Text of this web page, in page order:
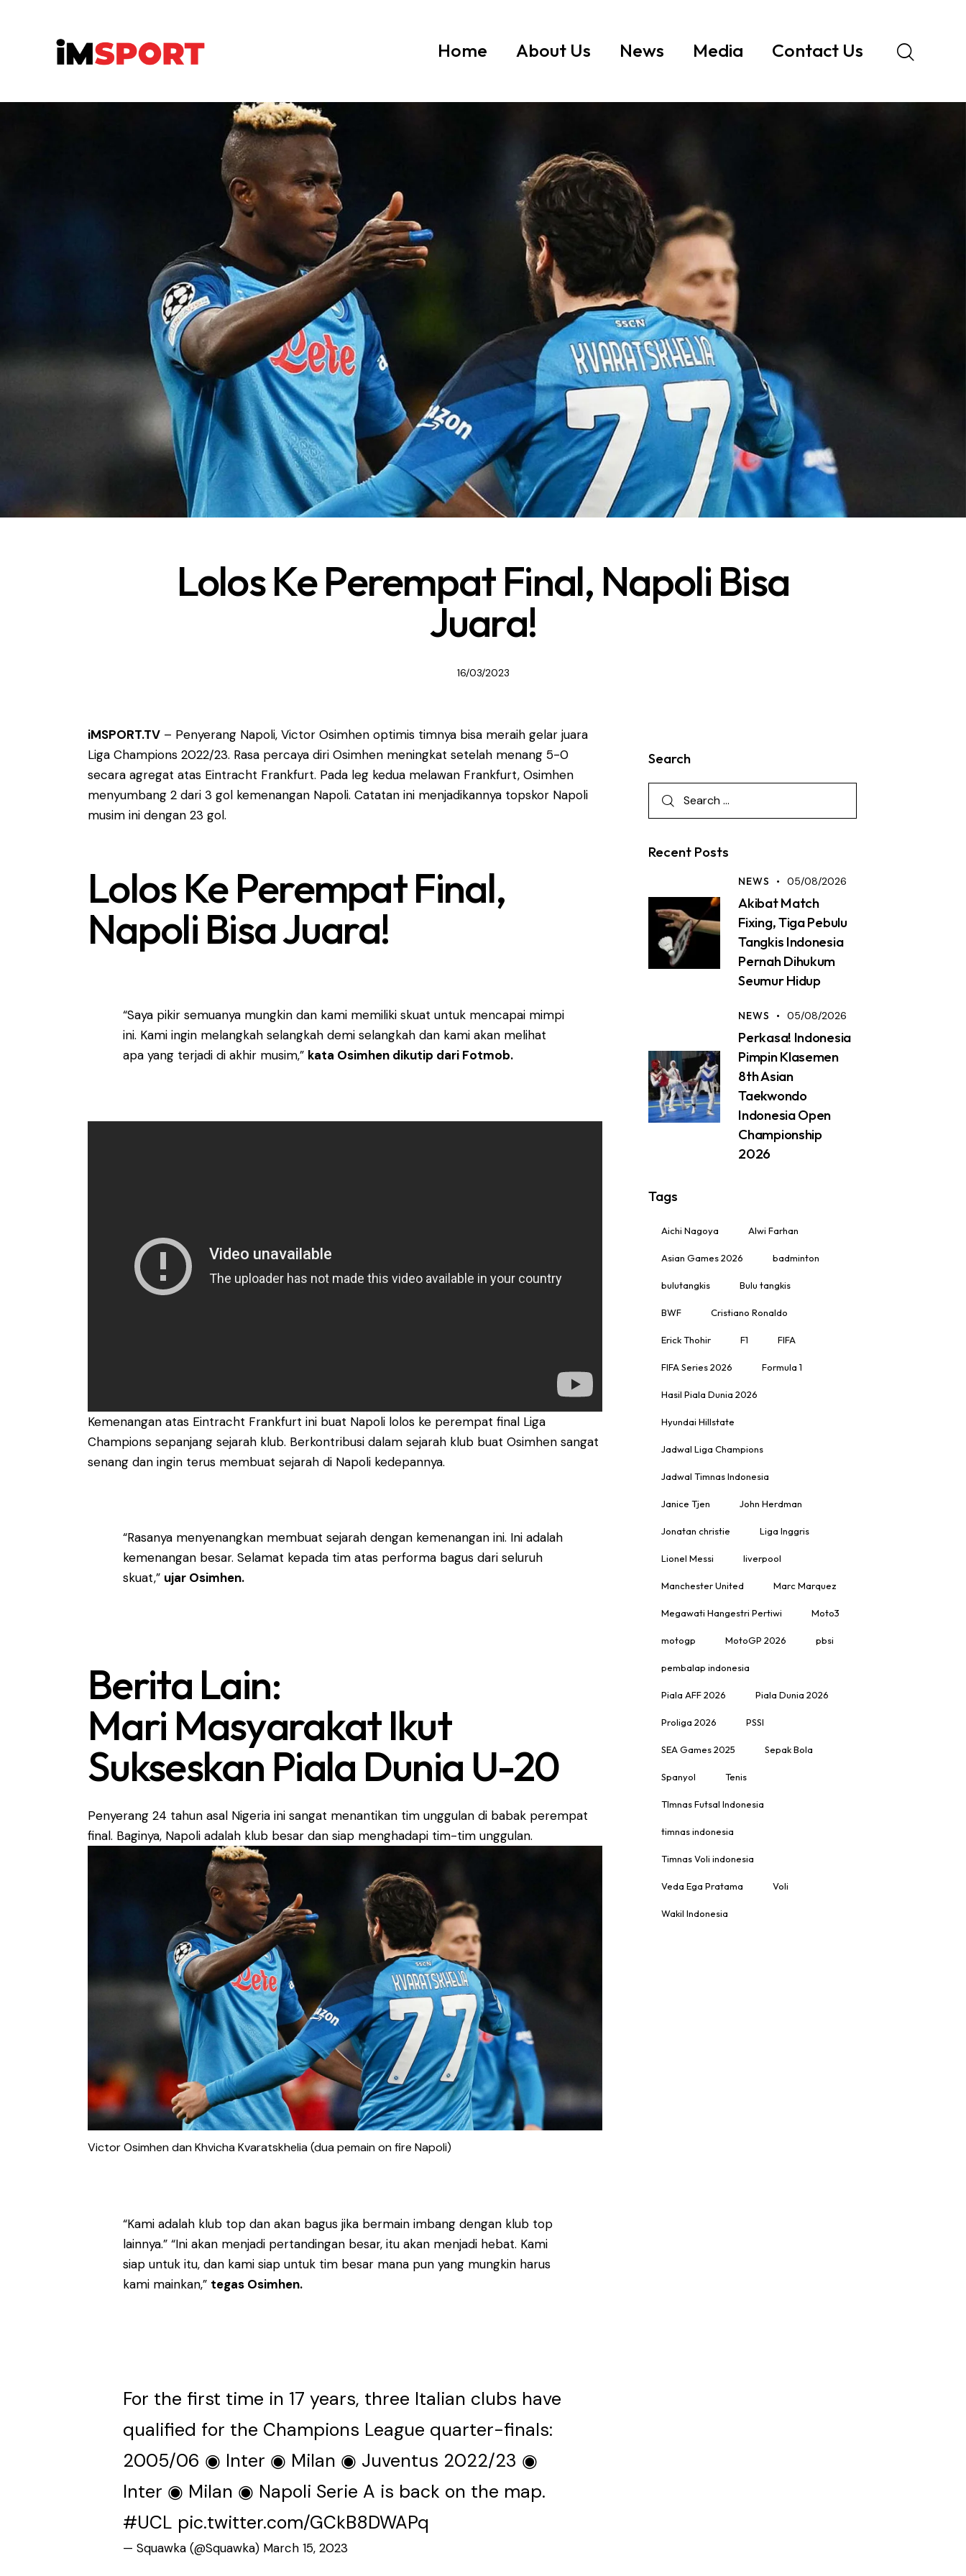
Home About Us News Media Contact Us
Lolos Ke Perempat Final, Napoli Bisa
Juara!
16/03/2023
iMSPORT.TV – Penyerang Napoli, Victor Osimhen optimis timnya bisa meraih gelar juara
Liga Champions 2022/23. Rasa percaya diri Osimhen meningkat setelah menang 5-0
secara agregat atas Eintracht Frankfurt. Pada leg kedua melawan Frankfurt, Osimhen
menyumbang 2 dari 3 gol kemenangan Napoli. Catatan ini menjadikannya topskor Napoli
musim ini dengan 23 gol.
Lolos Ke Perempat Final,
Napoli Bisa Juara!
“Saya pikir semuanya mungkin dan kami memiliki skuat untuk mencapai mimpi
ini. Kami ingin melangkah selangkah demi selangkah dan kami akan melihat
apa yang terjadi di akhir musim,” kata Osimhen dikutip dari Fotmob.
Kemenangan atas Eintracht Frankfurt ini buat Napoli lolos ke perempat final Liga
Champions sepanjang sejarah klub. Berkontribusi dalam sejarah klub buat Osimhen sangat
senang dan ingin terus membuat sejarah di Napoli kedepannya.
“Rasanya menyenangkan membuat sejarah dengan kemenangan ini. Ini adalah
kemenangan besar. Selamat kepada tim atas performa bagus dari seluruh
skuat,” ujar Osimhen.
Berita Lain:
Mari Masyarakat Ikut
Sukseskan Piala Dunia U-20
Penyerang 24 tahun asal Nigeria ini sangat menantikan tim unggulan di babak perempat
final. Baginya, Napoli adalah klub besar dan siap menghadapi tim-tim unggulan.
Victor Osimhen dan Khvicha Kvaratskhelia (dua pemain on fire Napoli)
“Kami adalah klub top dan akan bagus jika bermain imbang dengan klub top
lainnya.” “Ini akan menjadi pertandingan besar, itu akan menjadi hebat. Kami
siap untuk itu, dan kami siap untuk tim besar mana pun yang mungkin harus
kami mainkan,” tegas Osimhen.
For the first time in 17 years, three Italian clubs have
qualified for the Champions League quarter-finals:
2005/06 ◉ Inter ◉ Milan ◉ Juventus 2022/23 ◉
Inter ◉ Milan ◉ Napoli Serie A is back on the map.
#UCL pic.twitter.com/GCkB8DWAPq
— Squawka (@Squawka) March 15, 2023
Search
Recent Posts
NEWS 05/08/2026
Akibat Match
Fixing, Tiga Pebulu
Tangkis Indonesia
Pernah Dihukum
Seumur Hidup
NEWS 05/08/2026
Perkasa! Indonesia
Pimpin Klasemen
8th Asian
Taekwondo
Indonesia Open
Championship
2026
Tags
Aichi Nagoya Alwi Farhan
Asian Games 2026 badminton
bulutangkis Bulu tangkis
BWF Cristiano Ronaldo
Erick Thohir F1 FIFA
FIFA Series 2026 Formula 1
Hasil Piala Dunia 2026
Hyundai Hillstate
Jadwal Liga Champions
Jadwal Timnas Indonesia
Janice Tjen John Herdman
Jonatan christie Liga Inggris
Lionel Messi liverpool
Manchester United Marc Marquez
Megawati Hangestri Pertiwi Moto3
motogp MotoGP 2026 pbsi
pembalap indonesia
Piala AFF 2026 Piala Dunia 2026
Proliga 2026 PSSI
SEA Games 2025 Sepak Bola
Spanyol Tenis
TImnas Futsal Indonesia
timnas indonesia
Timnas Voli indonesia
Veda Ega Pratama Voli
Wakil Indonesia